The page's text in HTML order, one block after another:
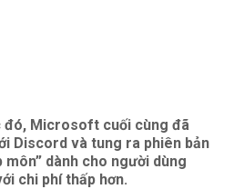
đó, Microsoft cuối cùng đã
Discord và tung ra phiên bản
môn” dành cho người dùng
chi phí thấp hơn.